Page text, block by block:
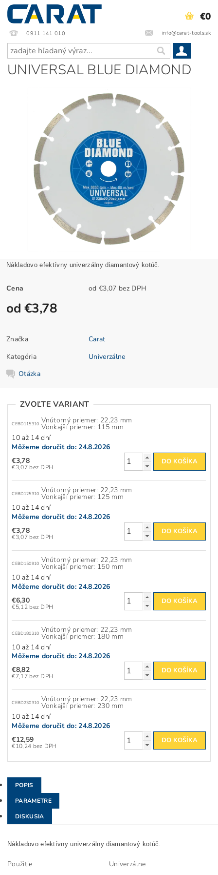
0911 141 010 info@carat-tools.sk
€0
UNIVERSAL BLUE DIAMOND
Nákladovo efektívny univerzálny diamantový kotúč.
Cena od €3,07 bez DPH
od €3,78
Značka
Carat
Kategória
Univerzálne
Otázka
ZVOĽTE VARIANT
CEBD115310 Vnútorný priemer: 22,23 mm
Vonkajší priemer: 115 mm
10 až 14 dní
Môžeme doručiť do: 24.8.2026
€3,78
€3,07 bez DPH
CEBD125310 Vnútorný priemer: 22,23 mm
Vonkajší priemer: 125 mm
10 až 14 dní
Môžeme doručiť do: 24.8.2026
€3,78
€3,07 bez DPH
CEBD150910 Vnútorný priemer: 22,23 mm
Vonkajší priemer: 150 mm
10 až 14 dní
Môžeme doručiť do: 24.8.2026
€6,30
€5,12 bez DPH
CEBD180310 Vnútorný priemer: 22,23 mm
Vonkajší priemer: 180 mm
10 až 14 dní
Môžeme doručiť do: 24.8.2026
€8,82
€7,17 bez DPH
CEBD230310 Vnútorný priemer: 22,23 mm
Vonkajší priemer: 230 mm
10 až 14 dní
Môžeme doručiť do: 24.8.2026
€12,59
€10,24 bez DPH
POPIS
PARAMETRE
DISKUSIA
Nákladovo efektívny univerzálny diamantový kotúč.
Použitie Univerzálne